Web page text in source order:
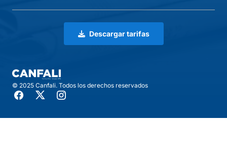
Descargar tarifas
© 2025 Canfali. Todos los derechos reservados